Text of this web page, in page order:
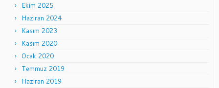
Ekim 2025
Haziran 2024
Kasım 2023
Kasım 2020
Ocak 2020
Temmuz 2019
Haziran 2019